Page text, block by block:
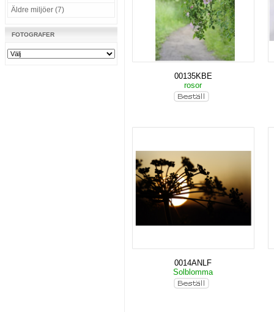
Äldre miljöer (7)
FOTOGRAFER
00135KBE
rosor
0014ANLF
Solblomma